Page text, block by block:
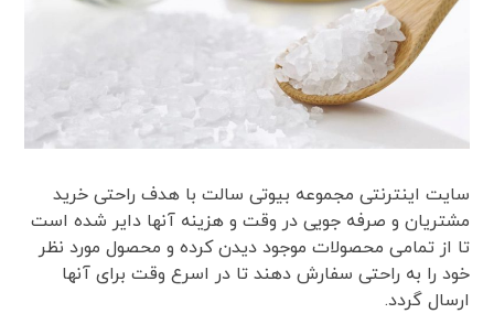
سایت اینترنتی مجموعه بیوتی سالت با هدف راحتی خرید
مشتریان و صرفه جویی در وقت و هزینه آنها دایر شده است
تا از تمامی محصولات موجود دیدن کرده و محصول مورد نظر
خود را به راحتی سفارش دهند تا در اسرع وقت برای آنها
ارسال گردد.